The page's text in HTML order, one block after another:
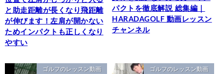
と助走距離が長くなり飛距離
が伸びます！左肩が開かない
ためインパクトも正しくなり
やすい
パクトを徹底解説 総集編｜
HARADAGOLF 動画レッスン
チャンネル
ゴルフのレッスン動画 ゴルフのレッスン動画